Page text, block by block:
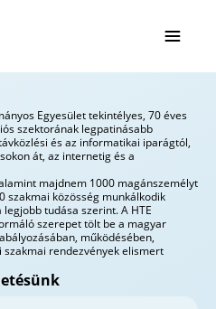
Egyesület tekintélyes, 70 éves
szektorának legpatinásabb
és az informatikai iparágtól,
át, az internetig és a
majdnem 1000 magánszemélyt
szakmai közösség munkálkodik
tudása szerint. A HTE
szerepet tölt be a magyar
működésében,
rendezvények elismert